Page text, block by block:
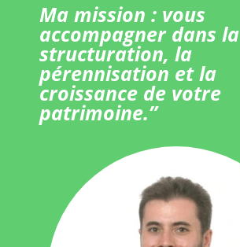
Ma mission : vous
accompagner dans la
structuration, la
pérennisation et la
croissance de votre
patrimoine.”